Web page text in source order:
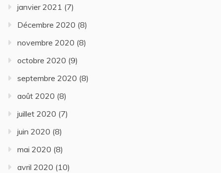
janvier 2021 (7)
Décembre 2020 (8)
novembre 2020 (8)
octobre 2020 (9)
septembre 2020 (8)
août 2020 (8)
juillet 2020 (7)
juin 2020 (8)
mai 2020 (8)
avril 2020 (10)